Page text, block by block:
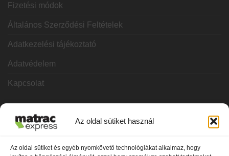
Az oldal sütiket használ
Az oldal sütiket és egyéb nyomkövető technológiákat alkalmaz, hogy
Fizetési módok
Általános Szerződési Feltételek
Adatkezelési tájékoztató
Adatvédelem
Kapcsolat